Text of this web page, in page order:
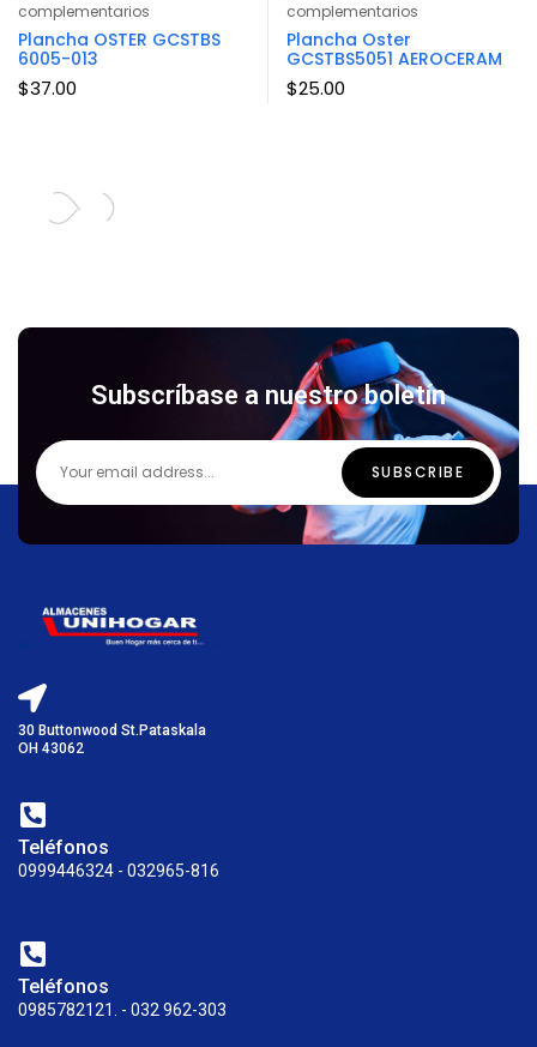
complementarios
Plancha OSTER GCSTBS
6005-013
$37.00
complementarios
Plancha Oster
GCSTBS5051 AEROCERAM
$25.00
Subscríbase a nuestro boletín
30 Buttonwood St.Pataskala
OH 43062
Teléfonos
0999446324 - 032965-816
Teléfonos
0985782121. - 032 962-303